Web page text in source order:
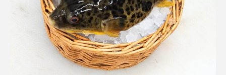
ウナギ ウバザメ
ウマヅラハギ ウミウシ エイ
オオカミウオ